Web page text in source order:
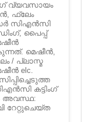
വ്യവസായം
ഫ്ലേം
സിഎൻസി
പൈപ്പ്
മെഷീൻ,
/ പ്ലാസ്മ
elc.
കട്ടിംഗ്
അവസ്ഥ:
റേറ്റുചെയ്ത